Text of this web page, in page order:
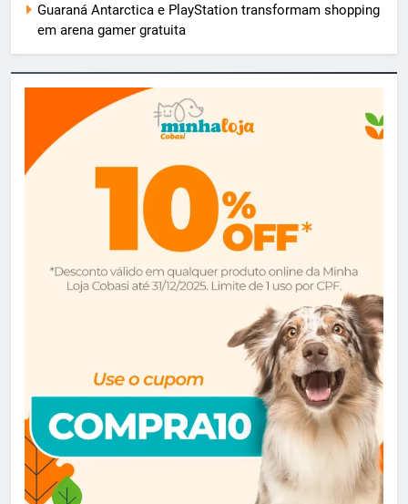
Guaraná Antarctica e PlayStation transformam shopping
em arena gamer gratuita